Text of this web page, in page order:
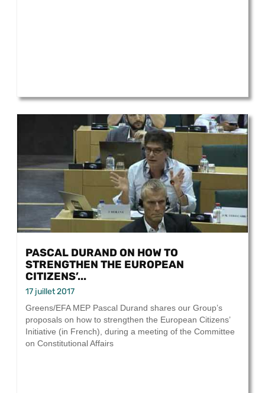
PASCAL DURAND ON HOW TO
STRENGTHEN THE EUROPEAN
CITIZENS’...
17 juillet 2017
Greens/EFA MEP Pascal Durand shares our Group’s
proposals on how to strengthen the European Citizens’
Initiative (in French), during a meeting of the Committee
on Constitutional Affairs